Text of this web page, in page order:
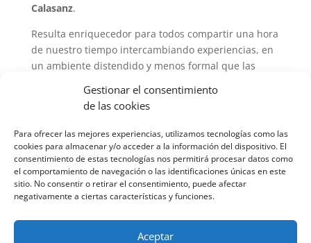
Gestionar el consentimiento
de las cookies
Para ofrecer las mejores experiencias, utilizamos tecnologías como las
cookies para almacenar y/o acceder a la información del dispositivo. El
consentimiento de estas tecnologías nos permitirá procesar datos como
el comportamiento de navegación o las identificaciones únicas en este
sitio. No consentir o retirar el consentimiento, puede afectar
negativamente a ciertas características y funciones.
Aceptar
Calasanz.
Resulta enriquecedor para todos compartir una hora
de nuestro tiempo intercambiando experiencias, en
un ambiente distendido y menos formal que las
representa una oportunidad para mostrar nuestra
forma de trabajar y resolver dudas. Para los papás y
mamás que acuden, una oportunidad para
descubrir actividades prácticas con las que ayudar a
sus hijos e hijas, en el desarrollo de sus
capacidades.